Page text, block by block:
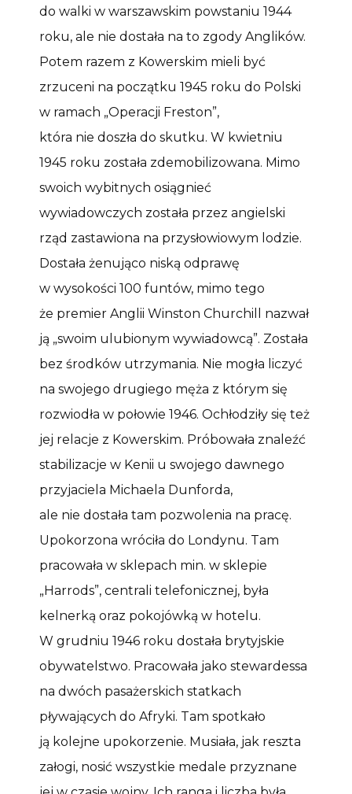
do walki w warszawskim powstaniu 1944
roku, ale nie dostała na to zgody Anglików.
Potem razem z Kowerskim mieli być
zrzuceni na początku 1945 roku do Polski
w ramach „Operacji Freston”,
która nie doszła do skutku. W kwietniu
1945 roku została zdemobilizowana. Mimo
swoich wybitnych osiągnieć
wywiadowczych została przez angielski
rząd zastawiona na przysłowiowym lodzie.
Dostała żenująco niską odprawę
w wysokości 100 funtów, mimo tego
że premier Anglii Winston Churchill nazwał
ją „swoim ulubionym wywiadowcą”. Została
bez środków utrzymania. Nie mogła liczyć
na swojego drugiego męża z którym się
rozwiodła w połowie 1946. Ochłodziły się też
jej relacje z Kowerskim. Próbowała znaleźć
stabilizacje w Kenii u swojego dawnego
przyjaciela Michaela Dunforda,
ale nie dostała tam pozwolenia na pracę.
Upokorzona wróciła do Londynu. Tam
pracowała w sklepach min. w sklepie
„Harrods”, centrali telefonicznej, była
kelnerką oraz pokojówką w hotelu.
W grudniu 1946 roku dostała brytyjskie
obywatelstwo. Pracowała jako stewardessa
na dwóch pasażerskich statkach
pływających do Afryki. Tam spotkało
ją kolejne upokorzenie. Musiała, jak reszta
załogi, nosić wszystkie medale przyznane